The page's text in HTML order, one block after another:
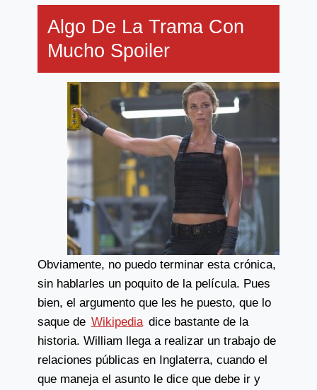
Algo De La Trama Con
Mucho Spoiler
Obviamente, no puedo terminar esta crónica,
sin hablarles un poquito de la película. Pues
bien, el argumento que les he puesto, que lo
saque de Wikipedia dice bastante de la
historia. William llega a realizar un trabajo de
relaciones públicas en Inglaterra, cuando el
que maneja el asunto le dice que debe ir y